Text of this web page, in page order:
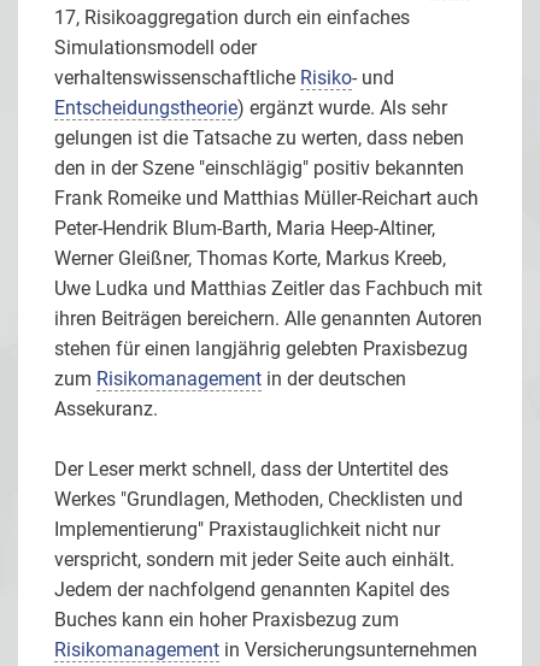
17, Risikoaggregation durch ein einfaches
Simulationsmodell oder
verhaltenswissenschaftliche Risiko- und
Entscheidungstheorie) ergänzt wurde. Als sehr
gelungen ist die Tatsache zu werten, dass neben
den in der Szene "einschlägig" positiv bekannten
Frank Romeike und Matthias Müller-Reichart auch
Peter-Hendrik Blum-Barth, Maria Heep-Altiner,
Werner Gleißner, Thomas Korte, Markus Kreeb,
Uwe Ludka und Matthias Zeitler das Fachbuch mit
ihren Beiträgen bereichern. Alle genannten Autoren
stehen für einen langjährig gelebten Praxisbezug
zum Risikomanagement in der deutschen
Assekuranz.
Der Leser merkt schnell, dass der Untertitel des
Werkes "Grundlagen, Methoden, Checklisten und
Implementierung" Praxistauglichkeit nicht nur
verspricht, sondern mit jeder Seite auch einhält.
Jedem der nachfolgend genannten Kapitel des
Buches kann ein hoher Praxisbezug zum
Risikomanagement in Versicherungsunternehmen